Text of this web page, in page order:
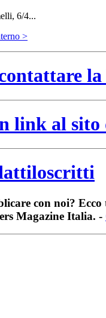
6/4...
>
link al
con noi?
Magazine Italia. -